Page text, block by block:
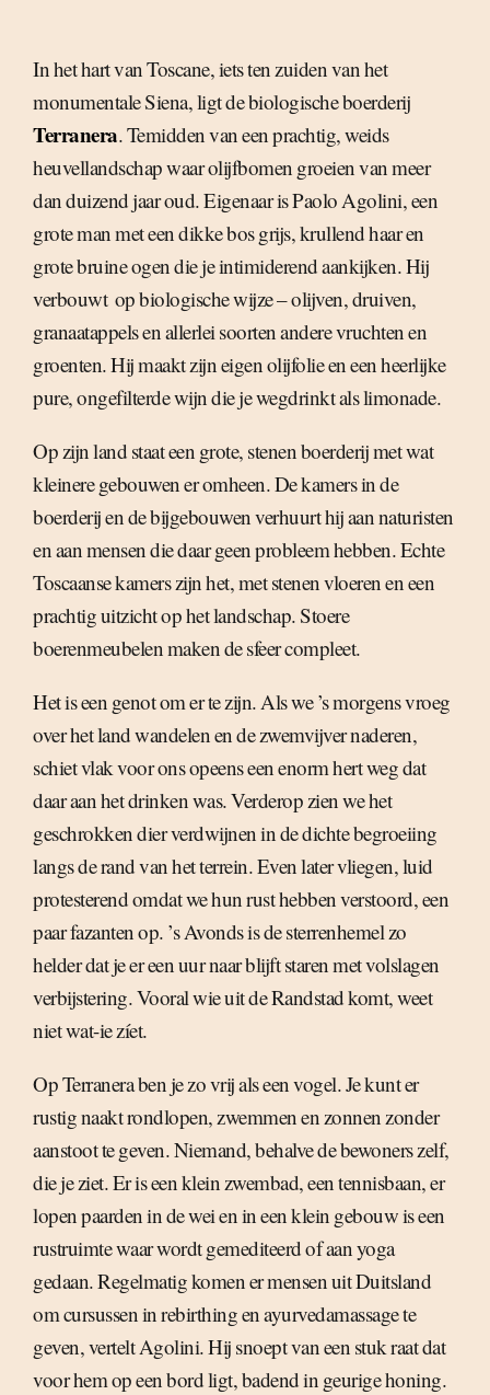
In het hart van Toscane, iets ten zuiden van het
monumentale Siena, ligt de biologische boerderij
Terranera. Temidden van een prachtig, weids
heuvellandschap waar olijfbomen groeien van meer
dan duizend jaar oud. Eigenaar is Paolo Agolini, een
grote man met een dikke bos grijs, krullend haar en
grote bruine ogen die je intimiderend aankijken. Hij
verbouwt  op biologische wijze – olijven, druiven,
granaatappels en allerlei soorten andere vruchten en
groenten. Hij maakt zijn eigen olijfolie en een heerlijke
pure, ongefilterde wijn die je wegdrinkt als limonade.
Op zijn land staat een grote, stenen boerderij met wat
kleinere gebouwen er omheen. De kamers in de
boerderij en de bijgebouwen verhuurt hij aan naturisten
en aan mensen die daar geen probleem hebben. Echte
Toscaanse kamers zijn het, met stenen vloeren en een
prachtig uitzicht op het landschap. Stoere
boerenmeubelen maken de sfeer compleet.
Het is een genot om er te zijn. Als we ’s morgens vroeg
over het land wandelen en de zwemvijver naderen,
schiet vlak voor ons opeens een enorm hert weg dat
daar aan het drinken was. Verderop zien we het
geschrokken dier verdwijnen in de dichte begroeiing
langs de rand van het terrein. Even later vliegen, luid
protesterend omdat we hun rust hebben verstoord, een
paar fazanten op. ’s Avonds is de sterrenhemel zo
helder dat je er een uur naar blijft staren met volslagen
verbijstering. Vooral wie uit de Randstad komt, weet
niet wat-ie zíet.
Op Terranera ben je zo vrij als een vogel. Je kunt er
rustig naakt rondlopen, zwemmen en zonnen zonder
aanstoot te geven. Niemand, behalve de bewoners zelf,
die je ziet. Er is een klein zwembad, een tennisbaan, er
lopen paarden in de wei en in een klein gebouw is een
rustruimte waar wordt gemediteerd of aan yoga
gedaan. Regelmatig komen er mensen uit Duitsland
om cursussen in rebirthing en ayurvedamassage te
geven, vertelt Agolini. Hij snoept van een stuk raat dat
voor hem op een bord ligt, badend in geurige honing.